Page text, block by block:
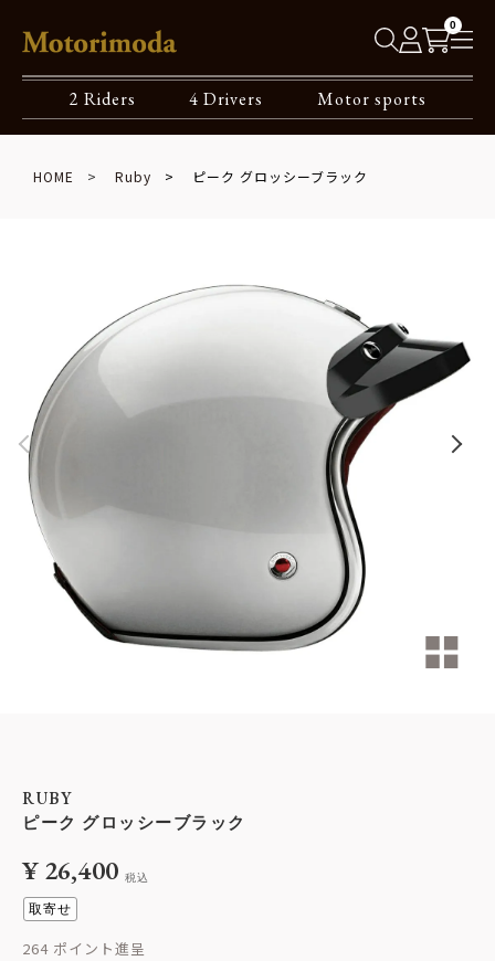
0
2 Riders 4 Drivers Motor sports
HOME Ruby ピーク グロッシーブラック
RUBY
ピーク グロッシーブラック
¥26,400 税込
取寄せ
264